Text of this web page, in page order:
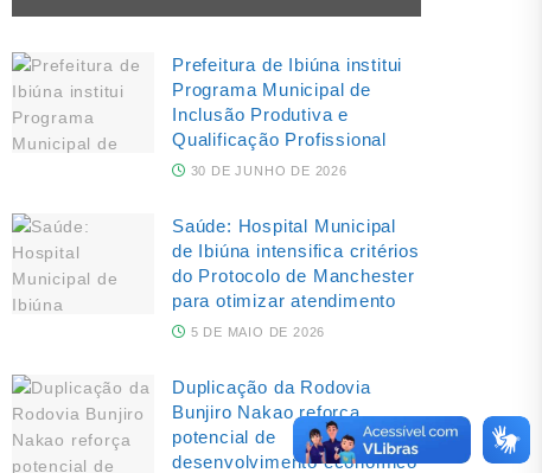
Prefeitura de Ibiúna institui
Programa Municipal de
Inclusão Produtiva e
Qualificação Profissional
30 DE JUNHO DE 2026
Saúde: Hospital Municipal
de Ibiúna intensifica critérios
do Protocolo de Manchester
para otimizar atendimento
5 DE MAIO DE 2026
Duplicação da Rodovia
Bunjiro Nakao reforça
potencial de
desenvolvimento econômico